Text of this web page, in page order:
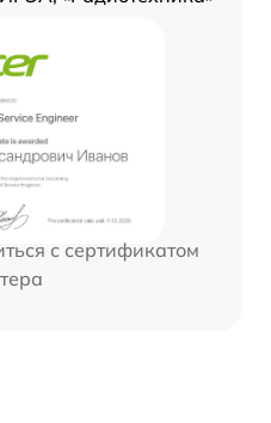
с сертификатом